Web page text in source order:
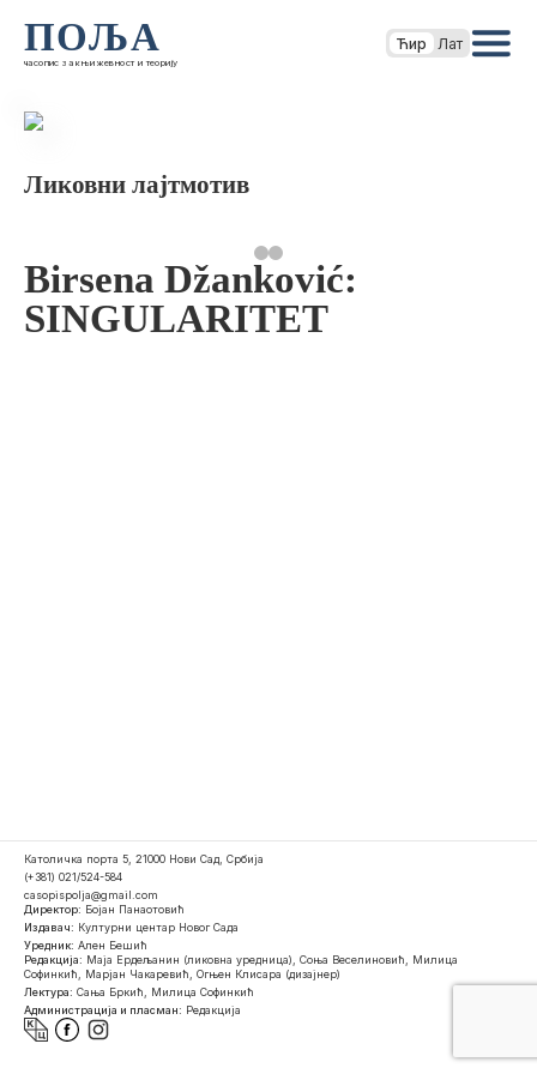
ПОЉА
часопис за књижевност и теорију
Ћир Лат
Ликовни лајтмотив
Birsena Džanković:
SINGULARITET
Католичка порта 5, 21000 Нови Сад, Србија
(+381) 021/524-584
casopispolja@gmail.com
Директор: Бојан Панаотовић
Издавач: Културни центар Новог Сада
Уредник: Ален Бешић
Редакција: Маја Ердељанин (ликовна уредница), Соња Веселиновић, Милица
Софинкић, Марјан Чакаревић, Огњен Клисара (дизајнер)
Лектура: Сања Бркић, Милица Софинкић
Администрација и пласман: Редакција